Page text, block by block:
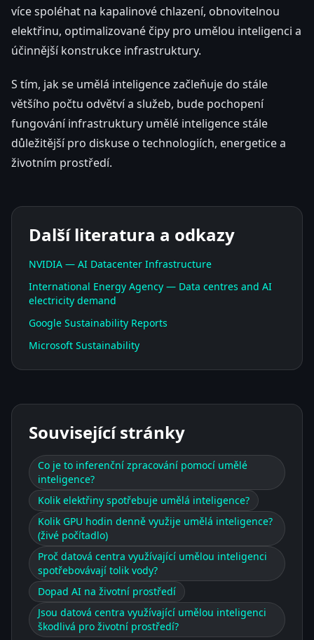
více spoléhat na kapalinové chlazení, obnovitelnou
elektřinu, optimalizované čipy pro umělou inteligenci a
účinnější konstrukce infrastruktury.
S tím, jak se umělá inteligence začleňuje do stále
většího počtu odvětví a služeb, bude pochopení
fungování infrastruktury umělé inteligence stále
důležitější pro diskuse o technologiích, energetice a
životním prostředí.
Další literatura a odkazy
NVIDIA — AI Datacenter Infrastructure
International Energy Agency — Data centres and AI
electricity demand
Google Sustainability Reports
Microsoft Sustainability
Související stránky
Co je to inferenční zpracování pomocí umělé
inteligence?
Kolik elektřiny spotřebuje umělá inteligence?
Kolik GPU hodin denně využije umělá inteligence?
(živé počítadlo)
Proč datová centra využívající umělou inteligenci
spotřebovávají tolik vody?
Dopad AI na životní prostředí
Jsou datová centra využívající umělou inteligenci
škodlivá pro životní prostředí?